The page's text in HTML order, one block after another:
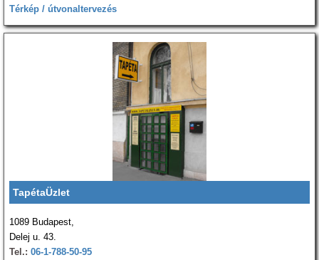
Térkép / útvonaltervezés
TapétaÜzlet
1089 Budapest,
Delej u. 43.
Tel.: 06-1-788-50-95